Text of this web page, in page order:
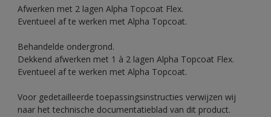
Afwerken met 2 lagen Alpha Topcoat Flex.
Eventueel af te werken met Alpha Topcoat.
Behandelde ondergrond.
Dekkend afwerken met 1 à 2 lagen Alpha Topcoat Flex.
Eventueel af te werken met Alpha Topcoat.
Voor gedetailleerde toepassingsinstructies verwijzen wij
naar het technische documentatieblad van dit product.